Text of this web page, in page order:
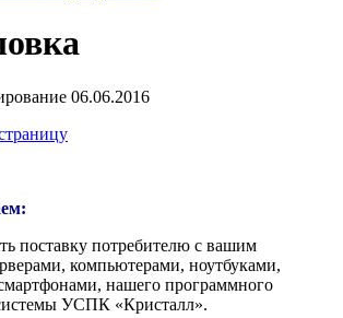
06.06.2016
поставку потребителю с вашим
компьютерами, ноутбуками,
нашего программного
УСПК «Кристалл».